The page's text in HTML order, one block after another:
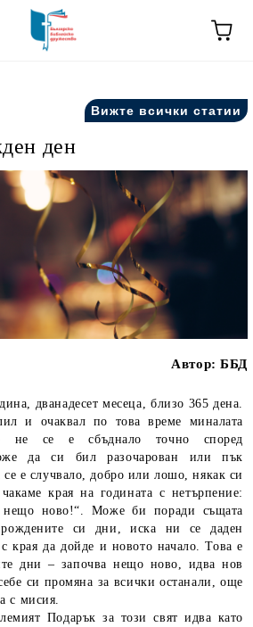
Вижте всички статии
ден
Автор: ББД
дванадесет месеца, близо 365 дена.
и очаквал по това време миналата
не се е сбъднало точно според
да си бил разочарован или пък
е случвало, добро или лошо, някак си
края на годината с нетърпение:
нещо ново!“. Може би поради същата
си дни, иска ни се даден
края да дойде и новото начало. Това е
дни – започва нещо ново, идва нов
си промяна за всички останали, още
с мисия.
Подарък за този свят идва като